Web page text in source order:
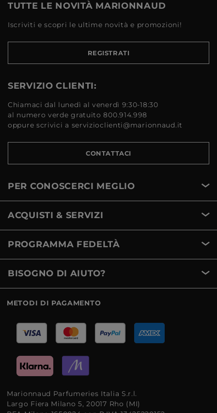
TUTTE LE NOVITÀ MARIONNAUD
Iscriviti e scopri le ultime novità e promozioni!
REGISTRATI
SERVIZIO CLIENTI:
Chiamaci dal lunedì al venerdì 9:30-18:30
al numero verde gratuito 800.914.998
oppure scrivici a servizioclienti@marionnaud.it
CONTATTACI
PER CONOSCERCI MEGLIO
ACQUISTI & SERVIZI
PROGRAMMA FEDELTÀ
BISOGNO DI AIUTO?
METODI DI PAGAMENTO
Marionnaud Parfumeries Italia S.r.l.
Largo Fiera Milano 5, 20017 Rho (MI)